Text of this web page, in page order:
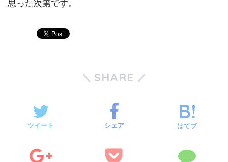
思った次第です。
SHARE
ツイート シェア はてブ